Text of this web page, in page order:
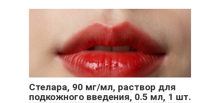
Стелара, 90 мг/мл, раствор для
подкожного введения, 0.5 мл, 1 шт.